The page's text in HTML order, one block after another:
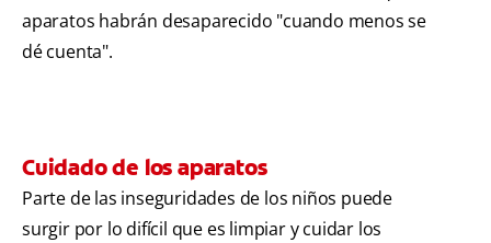
aparatos habrán desaparecido "cuando menos se
dé cuenta".
Cuidado de los aparatos
Parte de las inseguridades de los niños puede
surgir por lo difícil que es limpiar y cuidar los